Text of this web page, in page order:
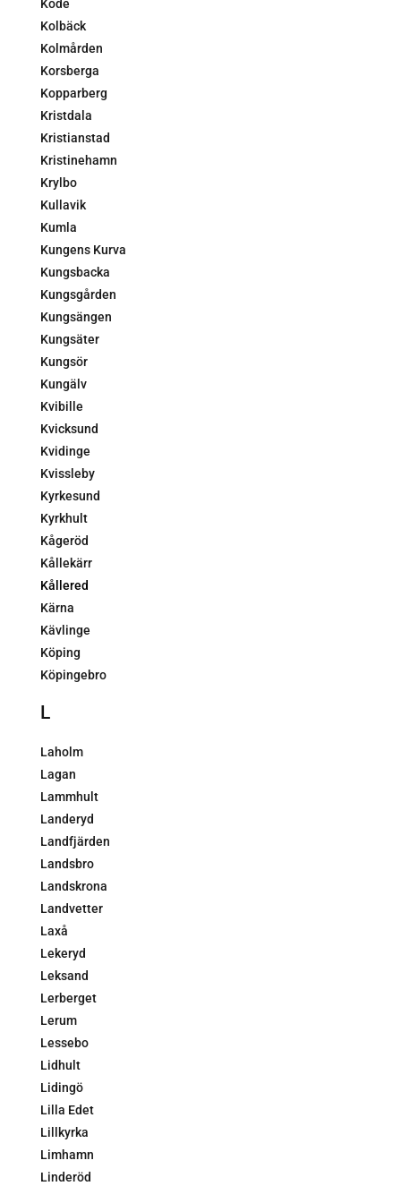
Kode
Kolbäck
Kolmården
Korsberga
Kopparberg
Kristdala
Kristianstad
Kristinehamn
Krylbo
Kullavik
Kumla
Kungens Kurva
Kungsbacka
Kungsgården
Kungsängen
Kungsäter
Kungsör
Kungälv
Kvibille
Kvicksund
Kvidinge
Kvissleby
Kyrkesund
Kyrkhult
Kågeröd
Kållekärr
Kållered
Kärna
Kävlinge
Köping
Köpingebro
L
Laholm
Lagan
Lammhult
Landeryd
Landfjärden
Landsbro
Landskrona
Landvetter
Laxå
Lekeryd
Leksand
Lerberget
Lerum
Lessebo
Lidhult
Lidingö
Lilla Edet
Lillkyrka
Limhamn
Linderöd